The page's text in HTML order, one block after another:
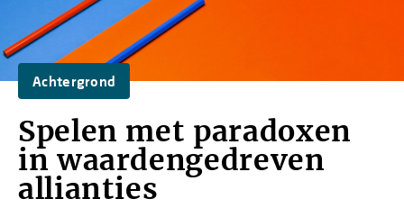
Achtergrond
Spelen met paradoxen
in waardengedreven
allianties